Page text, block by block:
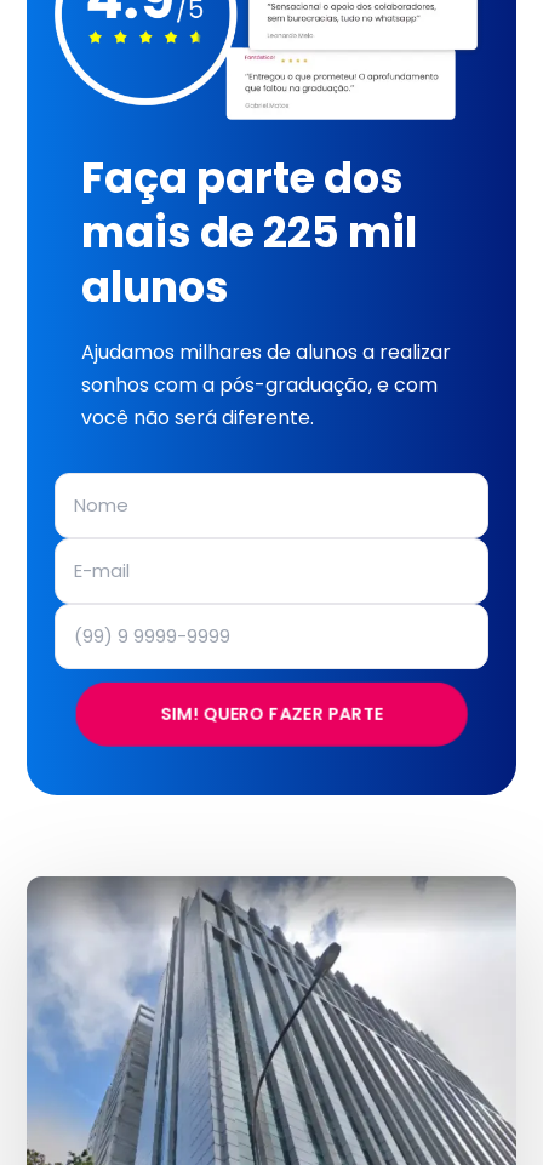
Faça parte dos
mais de 225 mil
alunos
Ajudamos milhares de alunos a realizar
sonhos com a pós-graduação, e com
você não será diferente.
SIM! QUERO FAZER PARTE